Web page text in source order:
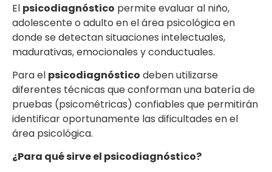
El psicodiagnóstico permite evaluar al niño,
adolescente o adulto en el área psicológica en
donde se detectan situaciones intelectuales,
madurativas, emocionales y conductuales.
Para el psicodiagnóstico deben utilizarse
diferentes técnicas que conforman una batería de
pruebas (psicométricas) confiables que permitirán
identificar oportunamente las dificultades en el
área psicológica.
¿Para qué sirve el psicodiagnóstico?